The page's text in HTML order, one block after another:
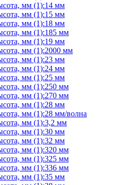
мм (1):14 мм
мм (1):15 мм
мм (1):18 мм
мм (1):185 мм
мм (1):19 мм
мм (1):2000 мм
мм (1):23 мм
мм (1):24 мм
мм (1):25 мм
мм (1):250 мм
мм (1):270 мм
мм (1):28 мм
мм (1):28 мм/волна
мм (1):3,2 мм
мм (1):30 мм
мм (1):32 мм
мм (1):320 мм
мм (1):325 мм
мм (1):336 мм
мм (1):35 мм